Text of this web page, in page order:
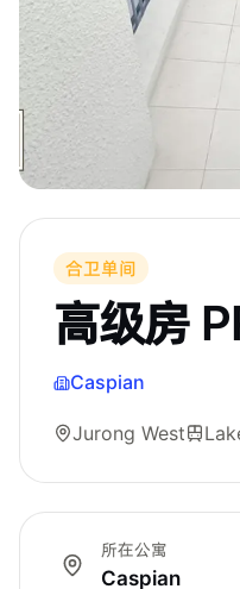
合卫单间
高级房
Caspian
Jurong West
所在公寓
Caspian